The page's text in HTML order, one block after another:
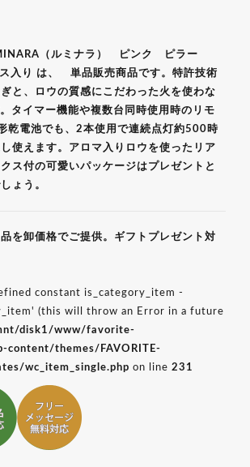
（ルミナラ） ピンク ピラー
入り は、 単品販売商品です。特許技術
と、ロウの質感にこだわった火を使わな
タイマー機能や複数台同時使用時のリモ
乾電池でも、2本使用で連続点灯約500時
使えます。アロマ入りロウを使ったリア
ス付の可愛いパッケージはプレゼントと
ょう。
を卸価格でご提供。ギフトプレゼント対
constant is_category_item -
(this will throw an Error in a future
disk1/www/favorite-
content/themes/FAVORITE-
wc_item_single.php on line 231
ピング対応
ギフトのし記名対応